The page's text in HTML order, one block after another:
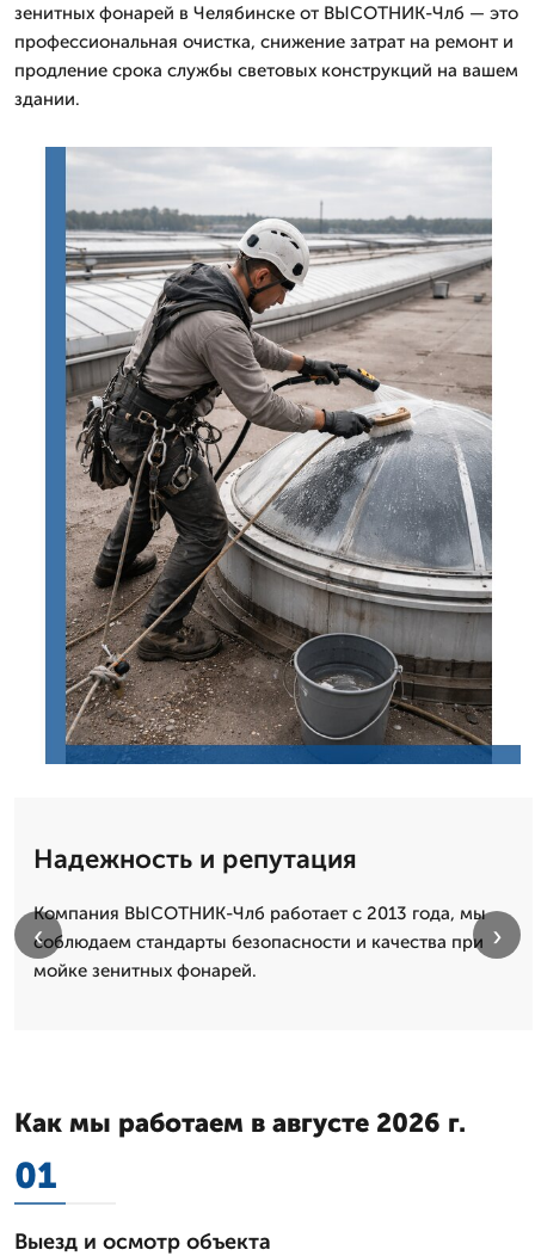
зенитных фонарей в Челябинске от ВЫСОТНИК-Члб — это
профессиональная очистка, снижение затрат на ремонт и
продление срока службы световых конструкций на вашем
здании.
Надежность и репутация
Компания ВЫСОТНИК-Члб работает с 2013 года, мы
соблюдаем стандарты безопасности и качества при
мойке зенитных фонарей.
‹ ›
Как мы работаем в августе 2026 г.
01
Выезд и осмотр объекта